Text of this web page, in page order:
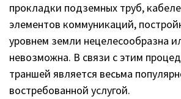
прокладки подземных труб,
элементов коммуникаций,
уровнем земли нецелесообразна
невозможна. В связи с этим
траншей является весьма
востребованной услугой.